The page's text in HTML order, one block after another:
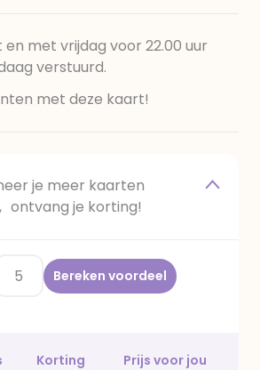
met vrijdag voor 22.00 uur
verstuurd.
met deze kaart!
je meer kaarten
ontvang je korting!
Bereken voordeel
Korting
Prijs voor jou